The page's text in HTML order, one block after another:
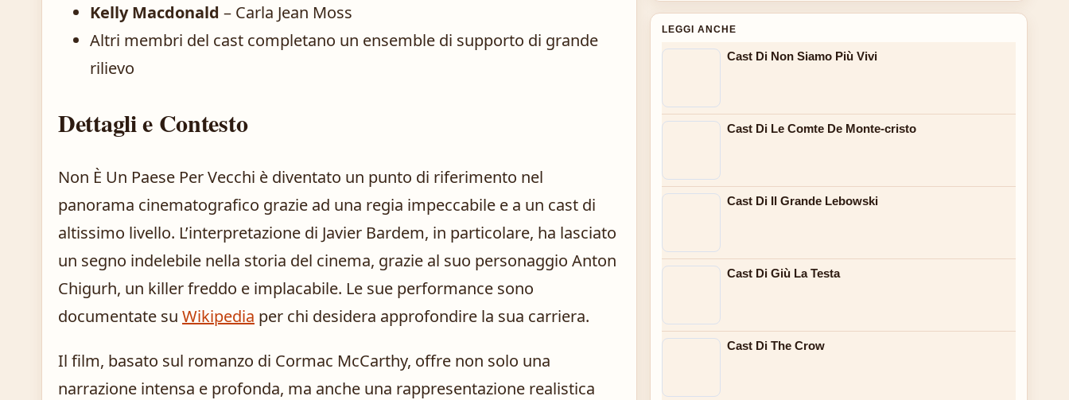
Kelly Macdonald – Carla Jean Moss
Altri membri del cast completano un ensemble di supporto di grande
rilievo
Dettagli e Contesto
Non È Un Paese Per Vecchi è diventato un punto di riferimento nel
panorama cinematografico grazie ad una regia impeccabile e a un cast di
altissimo livello. L’interpretazione di Javier Bardem, in particolare, ha lasciato
un segno indelebile nella storia del cinema, grazie al suo personaggio Anton
Chigurh, un killer freddo e implacabile. Le sue performance sono
documentate su Wikipedia per chi desidera approfondire la sua carriera.
Il film, basato sul romanzo di Cormac McCarthy, offre non solo una
narrazione intensa e profonda, ma anche una rappresentazione realistica
LEGGI ANCHE
Cast Di Non Siamo Più Vivi
Cast Di Le Comte De Monte-cristo
Cast Di Il Grande Lebowski
Cast Di Giù La Testa
Cast Di The Crow